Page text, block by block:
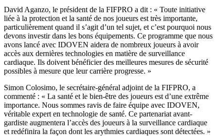
David Aganzo, le président de la FIFPRO a dit : « Toute initiative
liée à la protection et la santé de nos joueurs est très importante,
particulièrement quand il s’agit d’un tel sujet, et c’est pourquoi nous
devons investir dans les bons équipements. Ce programme que nous
avons lancé avec IDOVEN aidera de nombreux joueurs à avoir
accès aux dernières technologies en matière de surveillance
cardiaque. Ils doivent bénéficier des meilleures mesures de sécurité
possibles à mesure que leur carrière progresse. »
Simon Colosimo, le secrétaire-général adjoint de la FIFPRO, a
commenté : « La santé et le bien-être des joueurs est d’une extrême
importance. Nous sommes ravis de faire équipe avec IDOVEN,
véritable expert en technologie de santé. Ce partenariat avant-
gardiste augmentera l’accès des joueurs à la surveillance cardiaque
et redéfinira la façon dont les arythmies cardiaques sont détectées. »